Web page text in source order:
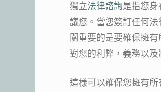
獨立法律諮詢是指您身
議您。當您簽訂任何
關重要的是要確保擁
對您的利弊，義務以
這樣可以確保您擁有